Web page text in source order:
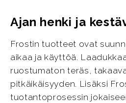
Ajan henki ja
Frostin tuotteet ovat
aikaa ja käyttöä.
ruostumaton teräs,
pitkäikäisyyden. Lisäksi
tuotantoprosessin